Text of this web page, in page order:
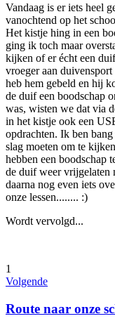
Vandaag is er iets heel
vanochtend op het
Het kistje hing in een
ging ik toch maar
kijken of er écht een
vroeger aan
heb hem gebeld en hij
de duif een boodschap
was, wisten we dat via
in het kistje ook een
opdrachten. Ik ben
slag moeten om te
hebben een boodschap
de duif weer vrijgelaten
daarna nog even iets
onze lessen........ :)
Wordt vervolgd...
1
Volgende
Route naar onze